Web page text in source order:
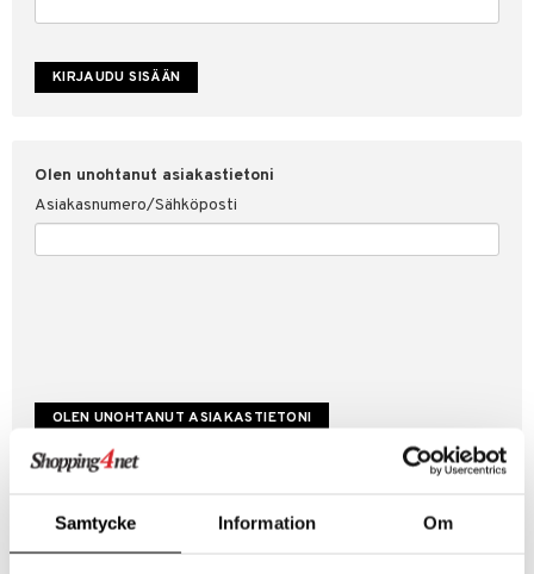
Samtycke Information Om
Olen unohtanut asiakastietoni
Asiakasnumero/Sähköposti
Luo uusi asiakas
Hyviä tarjouksia
suojaus